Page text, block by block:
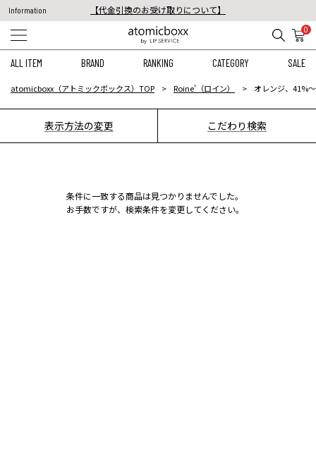
Information
【代金引換のお受け取りについて】
税込11,000円以上のご注文で送料無料！
0
ALL ITEM BRAND RANKING CATEGORY SALE
atomicboxx（アトミックボックス）TOP Roine'（ロイン） オレンジ、41%
表示方法の変更 こだわり検索
条件に一致する商品は見つかりませんでした。
お手数ですが、検索条件を変更してください。